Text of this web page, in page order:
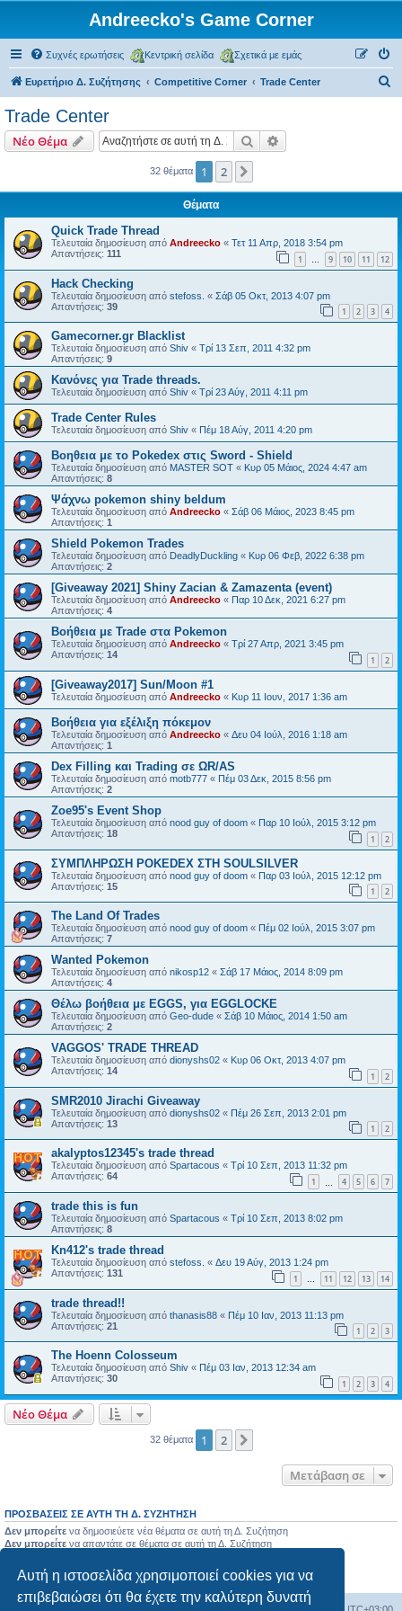
Αυτή η ιστοσελίδα χρησιμοποιεί cookies για να
επιβεβαιώσει ότι θα έχετε την καλύτερη δυνατή
Andreecko's Game Corner
Συχνές ερωτήσεις Κεντρική σελίδα Σχετικά με εμάς
Ευρετήριο Δ. Συζήτησης Competitive Corner Trade Center
η
Trade Center
Νέο Θέμα Αναζήτηση
32 θέματα 1 2
Θέματα
Quick Trade Thread
Τελευταία δημοσίευση από Andreecko « Τετ 11 Απρ, 2018 3:54 pm
Απαντήσεις: 111 1 … 9 10 11 12
Hack Checking
Τελευταία δημοσίευση από stefoss. « Σάβ 05 Οκτ, 2013 4:07 pm
Απαντήσεις: 39 1 2 3 4
Gamecorner.gr Blacklist
Τελευταία δημοσίευση από Shiv « Τρί 13 Σεπ, 2011 4:32 pm
Απαντήσεις: 9
Κανόνες για Trade threads.
Τελευταία δημοσίευση από Shiv « Τρί 23 Αύγ, 2011 4:11 pm
Trade Center Rules
Τελευταία δημοσίευση από Shiv « Πέμ 18 Αύγ, 2011 4:20 pm
Βοηθεια με το Pokedex στις Sword - Shield
Τελευταία δημοσίευση από MASTER SOT « Κυρ 05 Μάιος, 2024 4:47 am
Απαντήσεις: 8
Ψάχνω pokemon shiny beldum
Τελευταία δημοσίευση από Andreecko « Σάβ 06 Μάιος, 2023 8:45 pm
Απαντήσεις: 1
Shield Pokemon Trades
Τελευταία δημοσίευση από DeadlyDuckling « Κυρ 06 Φεβ, 2022 6:38 pm
Απαντήσεις: 2
[Giveaway 2021] Shiny Zacian & Zamazenta (event)
Τελευταία δημοσίευση από Andreecko « Παρ 10 Δεκ, 2021 6:27 pm
Απαντήσεις: 4
Βοήθεια με Trade στα Pokemon
Τελευταία δημοσίευση από Andreecko « Τρί 27 Απρ, 2021 3:45 pm
Απαντήσεις: 14 1 2
[Giveaway2017] Sun/Moon #1
Τελευταία δημοσίευση από Andreecko « Κυρ 11 Ιουν, 2017 1:36 am
Βοήθεια για εξέλιξη πόκεμον
Τελευταία δημοσίευση από Andreecko « Δευ 04 Ιούλ, 2016 1:18 am
Απαντήσεις: 1
Dex Filling και Trading σε ΩR/AS
Τελευταία δημοσίευση από motb777 « Πέμ 03 Δεκ, 2015 8:56 pm
Απαντήσεις: 2
Zoe95's Event Shop
Τελευταία δημοσίευση από nood guy of doom « Παρ 10 Ιούλ, 2015 3:12 pm
Απαντήσεις: 18 1 2
ΣΥΜΠΛΗΡΩΣΗ POKEDEX ΣΤΗ SOULSILVER
Τελευταία δημοσίευση από nood guy of doom « Παρ 03 Ιούλ, 2015 12:12 pm
Απαντήσεις: 15 1 2
The Land Of Trades
Τελευταία δημοσίευση από nood guy of doom « Πέμ 02 Ιούλ, 2015 3:07 pm
Απαντήσεις: 7
Wanted Pokemon
Τελευταία δημοσίευση από nikosp12 « Σάβ 17 Μάιος, 2014 8:09 pm
Απαντήσεις: 4
Θέλω βοήθεια με EGGS, για EGGLOCKE
Τελευταία δημοσίευση από Geo-dude « Σάβ 10 Μάιος, 2014 1:50 am
Απαντήσεις: 2
VAGGOS' TRADE THREAD
Τελευταία δημοσίευση από dionyshs02 « Κυρ 06 Οκτ, 2013 4:07 pm
Απαντήσεις: 14 1 2
SMR2010 Jirachi Giveaway
Τελευταία δημοσίευση από dionyshs02 « Πέμ 26 Σεπ, 2013 2:01 pm
Απαντήσεις: 13 1 2
akalyptos12345's trade thread
Τελευταία δημοσίευση από Spartacous « Τρί 10 Σεπ, 2013 11:32 pm
Απαντήσεις: 64 1 4 5 6 7
trade this is fun
Τελευταία δημοσίευση από Spartacous « Τρί 10 Σεπ, 2013 8:02 pm
Απαντήσεις: 8
Kn412's trade thread
Τελευταία δημοσίευση από stefoss. « Δευ 19 Αύγ, 2013 1:24 pm
Απαντήσεις: 131 1 … 11 12 13 14
trade thread!!
Τελευταία δημοσίευση από thanasis88 « Πέμ 10 Ιαν, 2013 11:13 pm
Απαντήσεις: 21 1 2 3
The Hoenn Colosseum
Τελευταία δημοσίευση από Shiv « Πέμ 03 Ιαν, 2013 12:34 am
Απαντήσεις: 30 1 2 3 4
Νέο Θέμα
32 θέματα 1 2
Μετάβαση σε
ΠΡΟΣΒΆΣΕΙΣ ΣΕ ΑΥΤΉ ΤΗ Δ. ΣΥΖΉΤΗΣΗ
Δεν μπορείτε να δημοσιεύετε νέα θέματα σε αυτή τη Δ. Συζήτηση
Δεν μπορείτε να απαντάτε σε θέματα σε αυτή τη Δ. Συζήτηση
Δεν μπορείτε
να διαγράφετε τις δημοσιεύσεις σας σε αυτή τη Δ. Συζήτηση
Δεν μπορείτενα επισυνάπτετε αρχεία σε αυτή τη Δ. Συζήτηση
UTC+03:00